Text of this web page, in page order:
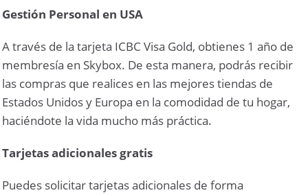
Gestión Personal en USA
A través de la tarjeta ICBC Visa Gold, obtienes 1 año de
membresía en Skybox. De esta manera, podrás recibir
las compras que realices en las mejores tiendas de
Estados Unidos y Europa en la comodidad de tu hogar,
haciéndote la vida mucho más práctica.
Tarjetas adicionales gratis
Puedes solicitar tarjetas adicionales de forma